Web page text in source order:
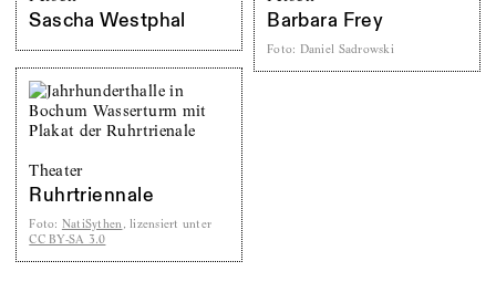
Sascha Westphal Barbara Frey
Foto: Daniel Sadrowski
Theater
Ruhrtriennale
Foto: NatiSythen, lizensiert unter
CC BY-SA 3.0